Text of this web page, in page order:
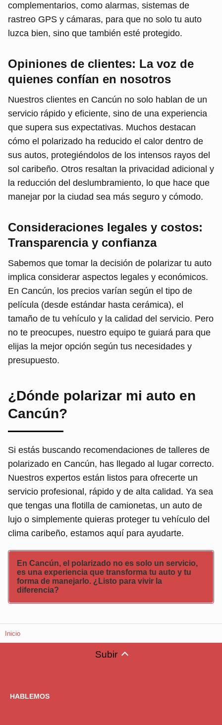
complementarios, como alarmas, sistemas de
rastreo GPS y cámaras, para que no solo tu auto
luzca bien, sino que también esté protegido.
Opiniones de clientes: La voz de
quienes confían en nosotros
Nuestros clientes en Cancún no solo hablan de un
servicio rápido y eficiente, sino de una experiencia
que supera sus expectativas. Muchos destacan
cómo el polarizado ha reducido el calor dentro de
sus autos, protegiéndolos de los intensos rayos del
sol caribeño. Otros resaltan la privacidad adicional y
la reducción del deslumbramiento, lo que hace que
manejar por la ciudad sea más seguro y cómodo.
Consideraciones legales y costos:
Transparencia y confianza
Sabemos que tomar la decisión de polarizar tu auto
implica considerar aspectos legales y económicos.
En Cancún, los precios varían según el tipo de
película (desde estándar hasta cerámica), el
tamaño de tu vehículo y la calidad del servicio. Pero
no te preocupes, nuestro equipo te guiará para que
elijas la mejor opción según tus necesidades y
presupuesto.
¿Dónde polarizar mi auto en
Cancún?
Si estás buscando recomendaciones de talleres de
polarizado en Cancún, has llegado al lugar correcto.
Nuestros expertos están listos para ofrecerte un
servicio profesional, rápido y de alta calidad. Ya sea
que tengas una flotilla de camionetas, un auto de
lujo o simplemente quieras proteger tu vehículo del
clima caribeño, estamos aquí para ayudarte.
En Cancún, el polarizado no es solo un servicio,
es una experiencia que transforma tu auto y tu
forma de manejarlo. ¿Listo para vivir la
diferencia?
Inicio
Subir
HABLEMOS